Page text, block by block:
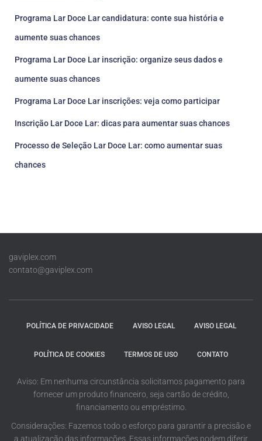
Programa Lar Doce Lar candidatura: conte sua história e
aumente suas chances
Programa Lar Doce Lar inscrição: organize seus dados e
aumente suas chances
Programa Lar Doce Lar inscrições: veja como participar
Inscrição Lar Doce Lar: dicas para aumentar suas chances
Processo de Seleção Lar Doce Lar: como aumentar suas
chances
gaviplex.com
contato@gaviplex.com
POLÍTICA DE PRIVACIDADE AVISO LEGAL AVISO LEGAL
POLÍTICA DE COOKIES TERMOS DE USO CONTATO
Aviso: Em nenhuma circunstância solicitamos pagamento para
fornecer um produto financeiro, seja cartão de crédito,
financiamento ou empréstimo.
Considerações: Fazemos todo o esforço para garantir a precisão e
a atualização das informações. Essas informações podem diferir